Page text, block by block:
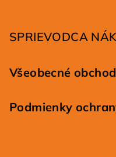
SPRIEVODCA
Všeobecné
Podmienky